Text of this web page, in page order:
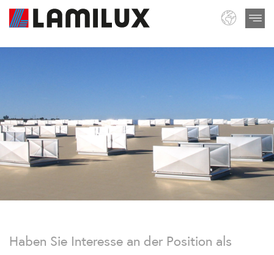
Haben Sie Interesse an der Position als